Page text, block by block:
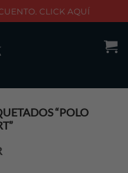
CLICK AQUÍ
“POLO